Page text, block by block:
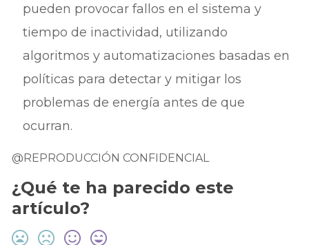
pueden provocar fallos en el sistema y
tiempo de inactividad, utilizando
algoritmos y automatizaciones basadas en
políticas para detectar y mitigar los
problemas de energía antes de que
ocurran.
@REPRODUCCIÓN CONFIDENCIAL
¿Qué te ha parecido este
artículo?